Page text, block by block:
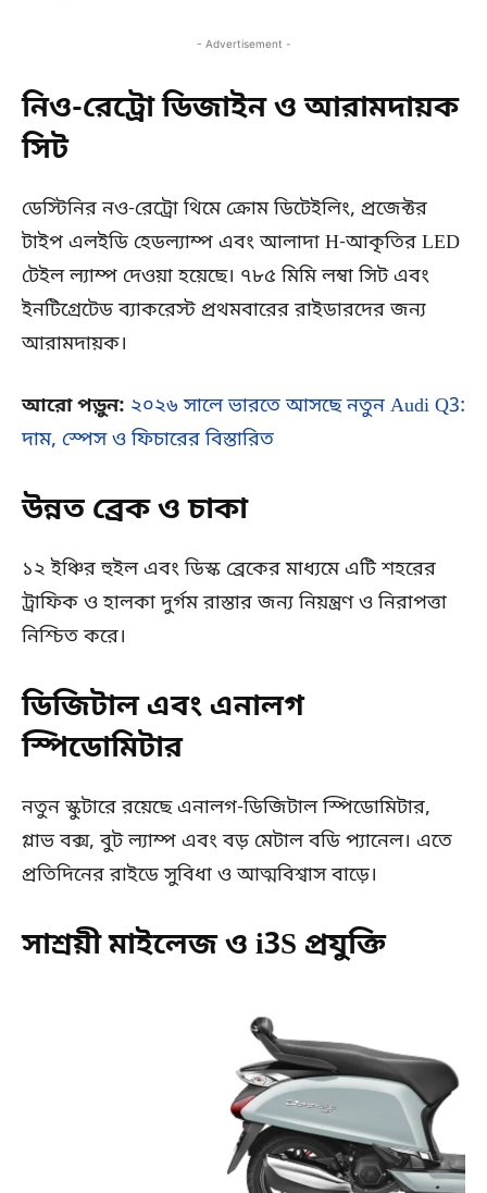
- Advertisement -
নিও-রেট্রো ডিজাইন ও আরামদায়ক
সিট
ডেস্টিনির নও-রেট্রো থিমে ক্রোম ডিটেইলিং, প্রজেক্টর
টাইপ এলইডি হেডল্যাম্প এবং আলাদা H-আকৃতির LED
টেইল ল্যাম্প দেওয়া হয়েছে। ৭৮৫ মিমি লম্বা সিট এবং
ইনটিগ্রেটেড ব্যাকরেস্ট প্রথমবারের রাইডারদের জন্য
আরামদায়ক।
আরো পড়ুন: ২০২৬ সালে ভারতে আসছে নতুন Audi Q3:
দাম, স্পেস ও ফিচারের বিস্তারিত
উন্নত ব্রেক ও চাকা
১২ ইঞ্চির হুইল এবং ডিস্ক ব্রেকের মাধ্যমে এটি শহরের
ট্রাফিক ও হালকা দুর্গম রাস্তার জন্য নিয়ন্ত্রণ ও নিরাপত্তা
নিশ্চিত করে।
ডিজিটাল এবং এনালগ
স্পিডোমিটার
নতুন স্কুটারে রয়েছে এনালগ-ডিজিটাল স্পিডোমিটার,
গ্লাভ বক্স, বুট ল্যাম্প এবং বড় মেটাল বডি প্যানেল। এতে
প্রতিদিনের রাইডে সুবিধা ও আত্মবিশ্বাস বাড়ে।
সাশ্রয়ী মাইলেজ ও i3S প্রযুক্তি